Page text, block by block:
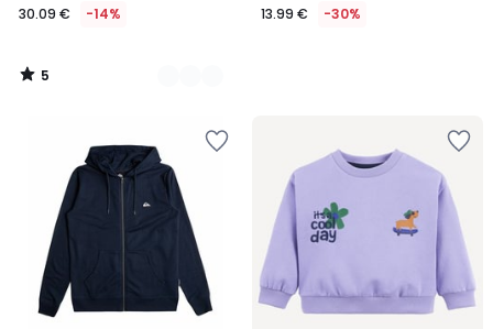
30.09 € -14%
5
/
13.99 € -30%